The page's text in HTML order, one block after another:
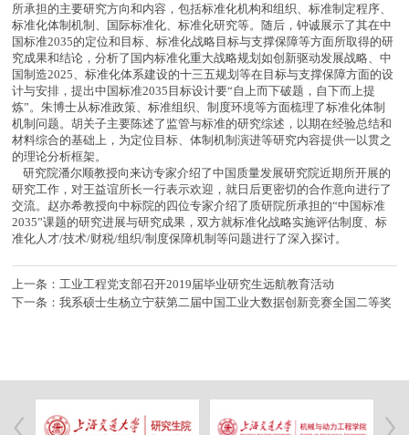
所承担的主要研究方向和内容，包括标准化机构和组织、标准制定程序、
标准化体制机制、国际标准化、标准化研究等。随后，钟诚展示了其在中
国标准2035的定位和目标、标准化战略目标与支撑保障等方面所取得的研
究成果和结论，分析了国内标准化重大战略规划如创新驱动发展战略、中
国制造2025、标准化体系建设的十三五规划等在目标与支撑保障方面的设
计与安排，提出中国标准2035目标设计要“自上而下破题，自下而上提
炼”。朱博士从标准政策、标准组织、制度环境等方面梳理了标准化体制
机制问题。胡关子主要陈述了监管与标准的研究综述，以期在经验总结和
材料综合的基础上，为定位目标、体制机制演进等研究内容提供一以贯之
的理论分析框架。
研究院潘尔顺教授向来访专家介绍了中国质量发展研究院近期所开展的
研究工作，对王益谊所长一行表示欢迎，就日后更密切的合作意向进行了
交流。赵亦希教授向中标院的四位专家介绍了质研院所承担的“中国标准
2035”课题的研究进展与研究成果，双方就标准化战略实施评估制度、标
准化人才/技术/财税/组织/制度保障机制等问题进行了深入探讨。
上一条：工业工程党支部召开2019届毕业研究生远航教育活动
下一条：我系硕士生杨立宁获第二届中国工业大数据创新竞赛全国二等奖